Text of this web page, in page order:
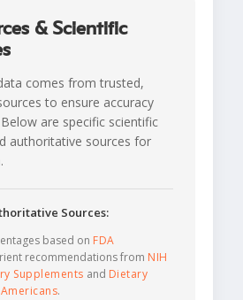
& Scientific
comes from trusted,
to ensure accuracy
are specific scientific
authoritative sources for
Sources:
based on FDA
recommendations from NIH
Supplements and Dietary
.